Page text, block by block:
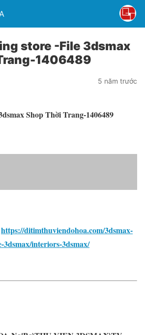
store -File 3dsmax
1406489
5 năm trước
Shop Thời Trang-1406489
https://ditimthuviendohoa.com/3dsmax-
3dsmax/interiors-3dsmax/